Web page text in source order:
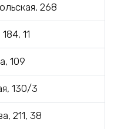
268
11
109
130/3
211, 38